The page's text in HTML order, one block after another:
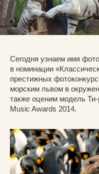
Сегодня узнаем имя
в номинации
престижных
морским львом в
также оценим модель
Music Awards 2014.